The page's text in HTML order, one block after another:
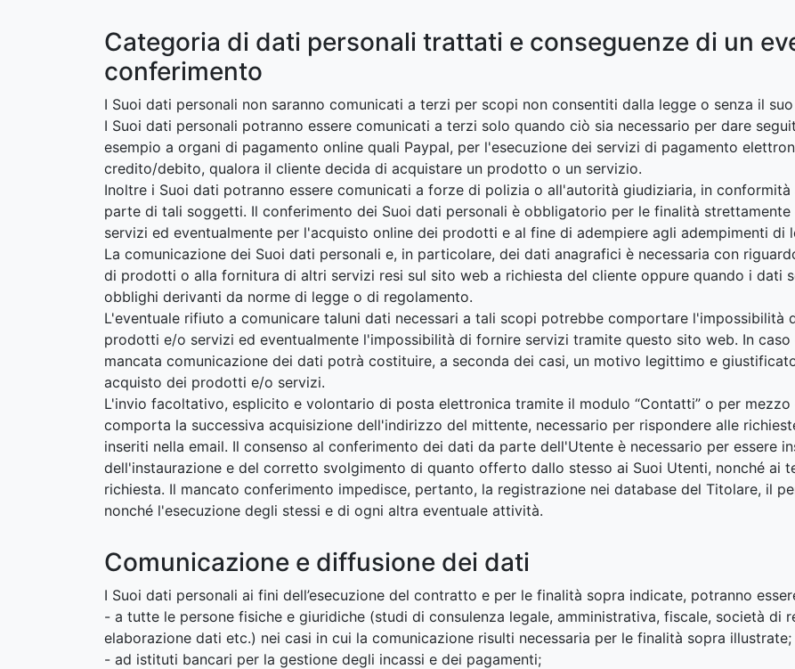
Categoria di dati personali trattati e conseguenze di un
conferimento
I Suoi dati personali non saranno comunicati a terzi per scopi non consentiti dalla legge o senza il
I Suoi dati personali potranno essere comunicati a terzi solo quando ciò sia necessario per dare
esempio a organi di pagamento online quali Paypal, per l'esecuzione dei servizi di pagamento
credito/debito, qualora il cliente decida di acquistare un prodotto o un servizio.
Inoltre i Suoi dati potranno essere comunicati a forze di polizia o all'autorità giudiziaria, in
parte di tali soggetti. Il conferimento dei Suoi dati personali è obbligatorio per le finalità
servizi ed eventualmente per l'acquisto online dei prodotti e al fine di adempiere agli adempimenti di
La comunicazione dei Suoi dati personali e, in particolare, dei dati anagrafici è necessaria con
di prodotti o alla fornitura di altri servizi resi sul sito web a richiesta del cliente oppure quando i dati
obblighi derivanti da norme di legge o di regolamento.
L'eventuale rifiuto a comunicare taluni dati necessari a tali scopi potrebbe comportare l'impossibilità
prodotti e/o servizi ed eventualmente l'impossibilità di fornire servizi tramite questo sito web. In
mancata comunicazione dei dati potrà costituire, a seconda dei casi, un motivo legittimo e
acquisto dei prodotti e/o servizi.
L'invio facoltativo, esplicito e volontario di posta elettronica tramite il modulo “Contatti” o per
comporta la successiva acquisizione dell'indirizzo del mittente, necessario per rispondere alle
inseriti nella email. Il consenso al conferimento dei dati da parte dell'Utente è necessario per essere
dell'instaurazione e del corretto svolgimento di quanto offerto dallo stesso ai Suoi Utenti, nonché ai
richiesta. Il mancato conferimento impedisce, pertanto, la registrazione nei database del Titolare, il
nonché l'esecuzione degli stessi e di ogni altra eventuale attività.
Comunicazione e diffusione dei dati
I Suoi dati personali ai fini dell’esecuzione del contratto e per le finalità sopra indicate, potranno
- a tutte le persone fisiche e giuridiche (studi di consulenza legale, amministrativa, fiscale, società di
elaborazione dati etc.) nei casi in cui la comunicazione risulti necessaria per le finalità sopra illustrate;
- ad istituti bancari per la gestione degli incassi e dei pagamenti;